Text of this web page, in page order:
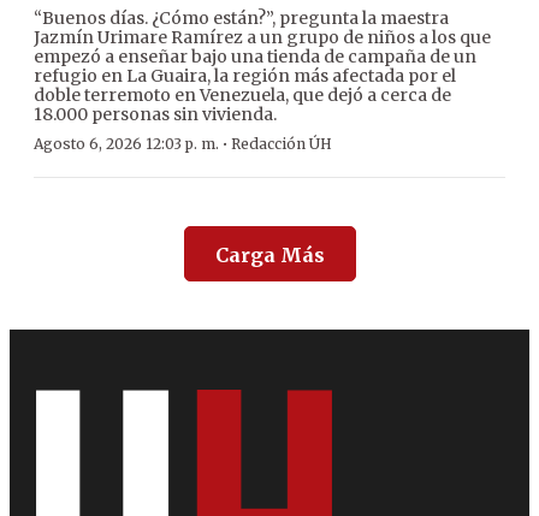
“Buenos días. ¿Cómo están?”, pregunta la maestra
Jazmín Urimare Ramírez a un grupo de niños a los que
empezó a enseñar bajo una tienda de campaña de un
refugio en La Guaira, la región más afectada por el
doble terremoto en Venezuela, que dejó a cerca de
18.000 personas sin vivienda.
Agosto 6, 2026 12:03 p. m. · Redacción ÚH
Carga Más